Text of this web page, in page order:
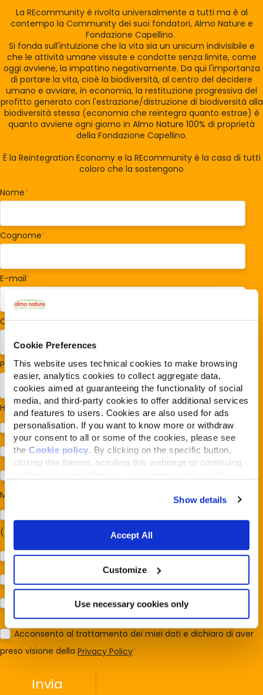
Cookie Preferences
This website uses technical cookies to make browsing
easier, analytics cookies to collect aggregate data,
cookies aimed at guaranteeing the functionality of social
media, and third-party cookies to offer additional services
and features to users. Cookies are also used for ads
personalisation. If you want to know more or withdraw
your consent to all or some of the cookies, please see
the Cookie policy . By clicking on the specific button,
closing this banner, scrolling this webpage or continuing
Show details
Accept All
Customize
Use necessary cookies only
La REcommunity è rivolta universalmente a tutti ma è al
contempo la Community dei suoi fondatori, Almo Nature e
Fondazione Capellino.
Si fonda sull'intuizione che la vita sia un unicum indivisibile e
che le attività umane vissute e condotte senza limite, come
oggi avviene, la impattino negativamente. Da qui l'importanza
di portare la vita, cioè la biodiversità, al centro del decidere
umano e avviare, in economia, la restituzione progressiva del
profitto generato con l'estrazione/distruzione di biodiversità alla
biodiversità stessa (economia che reintegra quanto estrae) è
quanto avviene ogni giorno in Almo Nature 100% di proprietà
della Fondazione Capellino.
È la Reintegration Economy e la REcommunity è la casa di tutti
coloro che la sostengono
Nome*
Cognome*
E-mail*
Codice postale*
Paese/Regione*
Hai cani o gatti?*
Cane
Gatto
Mi interessa:
(Almonature - Fondazione Capellino)
Protezione della biodiversità (Fondazione Capellino)
Prodotti (Almo Nature)
Acconsento al trattamento dei miei dati e dichiaro di aver
preso visione della Privacy Policy*